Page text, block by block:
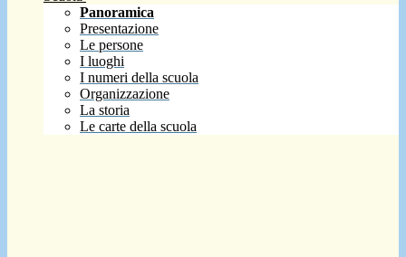
Panoramica
Presentazione
Le persone
I luoghi
I numeri della scuola
Organizzazione
La storia
Le carte della scuola